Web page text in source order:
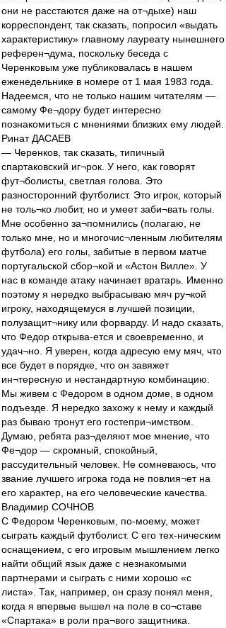
они не расстаются даже на от¬дыхе) наш
корреспондент, так сказать, попросил «выдать
характеристику» главному лауреату нынешнего
референ¬дума, поскольку беседа с
Черенковым уже публиковалась в нашем
еженедельнике в номере от 1 мая 1983 года.
Надеемся, что не только нашим читателям —
самому Фе¬дору будет интересно
познакомиться с мнениями близких ему людей.
Ринат ДАСАЕВ
— Черенков, так сказать, типичный
спартаковский иг¬рок. У него, как говорят
фут¬болисты, светлая голова. Это
разносторонний футболист. Это игрок, который
не толь¬ко любит, но и умеет заби¬вать голы.
Мне особенно за¬помнились (полагаю, не
только мне, но и многочис¬ленным любителям
футбола) его голы, забитые в первом матче
португальской сбор¬кой и «Астон Вилле». У
нас в команде атаку начинает вратарь. Именно
поэтому я нередко выбрасываю мяч ру¬кой
игроку, находящемуся в лучшей позиции,
полузащит¬нику или форварду. И надо сказать,
что Федор открыва-ется и своевременно, и
удач¬но. Я уверен, когда адресую ему мяч, что
все будет в порядке, что он завяжет
ин¬тересную и нестандартную комбинацию.
Мы живем с Федором в одном доме, в одном
подъезде. Я нередко захожу к нему и каждый
раз бываю тронут его гостепри¬имством.
Думаю, ребята раз¬деляют мое мнение, что
Фе¬дор — скромный, спокойный,
рассудительный человек. Не сомневаюсь, что
звание лучшего игрока года не повлия¬ет на
его характер, на его человеческие качества.
Владимир СОЧНОВ
С Федором Черенковым, по-моему, может
сыграть каждый футболист. С его тех-ническим
оснащением, с его игровым мышлением легко
найти общий язык даже с незнакомыми
партнерами и сыграть с ними хорошо «с
листа». Так, например, он сразу понял меня,
когда я впервые вышел на поле в со¬ставе
«Спартака» в роли пра¬вого защитника.